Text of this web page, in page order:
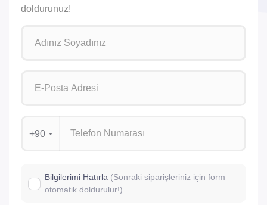
doldurunuz!
+90
Bilgilerimi Hatırla (Sonraki siparişleriniz için form
otomatik doldurulur!)